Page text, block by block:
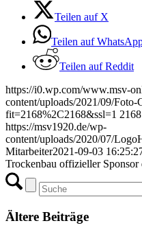
Teilen auf X
Teilen auf
Teilen auf Reddit
https://i0.wp.com/www.msv-
content/uploads/2021/09/
fit=2168%2C2168&ssl=1 2168
https://msv1920.de/wp-
content/uploads/2020/07/
Mitarbeiter2021-09-03
Trockenbau offizieller
Ältere Beiträge